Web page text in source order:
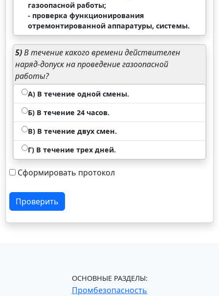
газоопасной работы;
- проверка функционирования
отремонтированной аппаратуры, системы.
5)В течение какого времени действителен
наряд-допуск на проведение газоопасной
работы?
А) В течение одной смены.
Б) В течение 24 часов.
В) В течение двух смен.
Г) В течение трех дней.
Сформировать протокол
Проверить
ОСНОВНЫЕ РАЗДЕЛЫ:
Промбезопасность